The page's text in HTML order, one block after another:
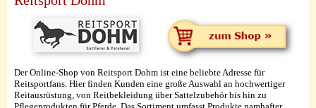
Der Online-Shop von Reitsport Dohm ist eine beliebte Adresse für
Reitsportfans. Hier finden Kunden eine große Auswahl an hochwertiger
Reitausrüstung, von Reitbekleidung über Sattelzubehör bis hin zu